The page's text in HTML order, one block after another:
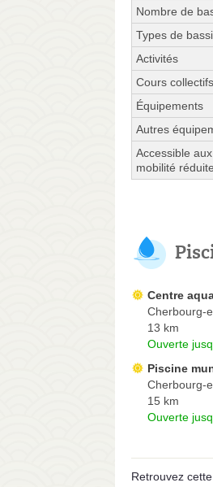
Nombre de
Types de
Activités
Cours collectifs
Équipements
Autres
Accessible
mobilité réduite
Centre
Cherbourg-
13 km
Ouverte
Piscine
Cherbourg-
15 km
Ouverte
Retrouvez